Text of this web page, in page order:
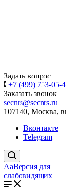
Задать вопрос
+7 (499) 753-05-
Заказать звонок
secnrs@secnrs.ru
107140, Москва,
Вконтакте
Telegram
AaВерсия для
слабовидящих